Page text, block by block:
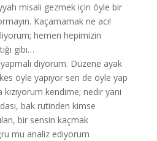
misali gezmek için öyle bir
Kaçamamak ne acı!
hemen hepimizin
gibi…
diyorum. Düzene ayak
öyle yapıyor sen de öyle yap
kendime; nedir yani
bak rutinden kimse
bir sensin kaçmak
mu analiz ediyorum